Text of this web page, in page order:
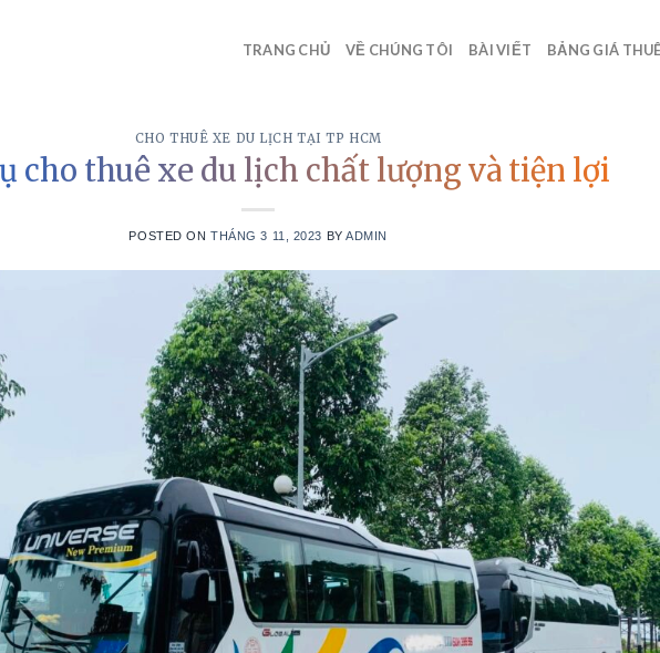
TRANG CHỦ VỀ CHÚNG TÔI BÀI VIẾT BẢNG GIÁ
CHO THUÊ XE DU LỊCH TẠI TP HCM
cho thuê xe du lịch chất lượng và tiện lợi
POSTED ONTHÁNG 3 11, 2023 BYADMIN